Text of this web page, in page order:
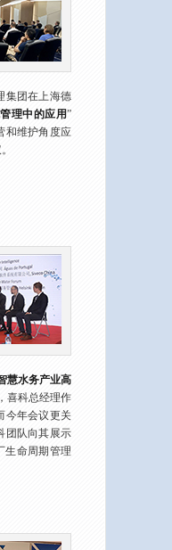
集团在上海德
理中的应用”
和维护角度应
慧水务产业高
喜科总经理作
今年会议更关
团队向其展示
生命周期管理